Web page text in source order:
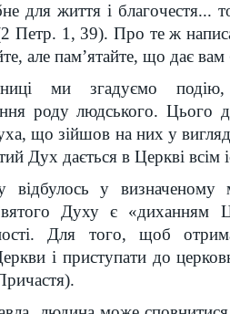
для життя і благочестя...
Петр. 1, 39). Про те ж
але пам’ятайте, що дає
ми згадуємо
роду людського. Цього
що зійшов на них у
Дух дається в Церкві всім
відбулось у визначеному
Духу є «диханням
Для того, щоб
і приступати до